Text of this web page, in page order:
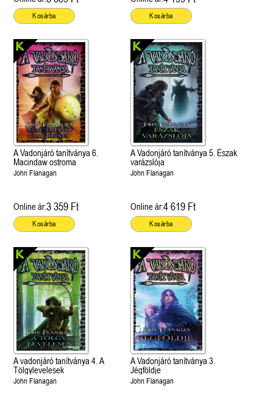
Kosárba Kosárba
A Vadonjáró tanítványa 6.
Macindaw ostroma
John Flanagan
Online ár:3 359 Ft
Kosárba
A Vadonjáró tanítványa 5. Észak
varázslója
John Flanagan
Online ár:4 619 Ft
Kosárba
A vadonjáró tanítványa 4. A
Tölgylevelesek
John Flanagan
A Vadonjáró tanítványa 3.
Jégföldje
John Flanagan